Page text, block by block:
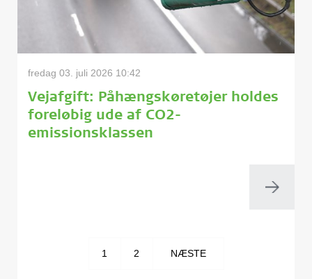
fredag 03. juli 2026 10:42
Vejafgift: Påhængskøretøjer holdes
foreløbig ude af CO2-
emissionsklassen
1 2 NÆSTE